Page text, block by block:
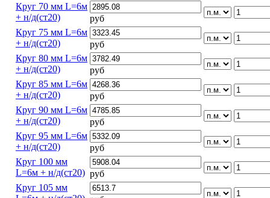
Круг 70 мм L=6м
+ н/д(ст20)
руб
Круг 75 мм L=6м
+ н/д(ст20)
руб
Круг 80 мм L=6м
+ н/д(ст20)
руб
Круг 85 мм L=6м
+ н/д(ст20)
руб
Круг 90 мм L=6м
+ н/д(ст20)
руб
Круг 95 мм L=6м
+ н/д(ст20)
руб
Круг 100 мм
L=6м + н/д(ст20) руб
Круг 105 мм